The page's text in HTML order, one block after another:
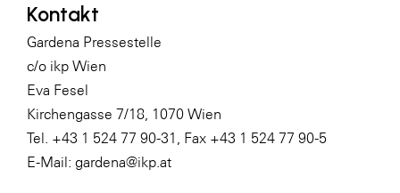
Kontakt
Gardena Pressestelle
c/o ikp Wien
Eva Fesel
Kirchengasse 7/18, 1070 Wien
Tel. +43 1 524 77 90-31, Fax +43 1 524 77 90-5
E-Mail: gardena@ikp.at